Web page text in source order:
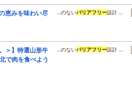
恵みを味わい尽
…のないバリアフリー設計 …
＞】特選山形牛
で肉を食べよう
…のないバリアフリー設計 …